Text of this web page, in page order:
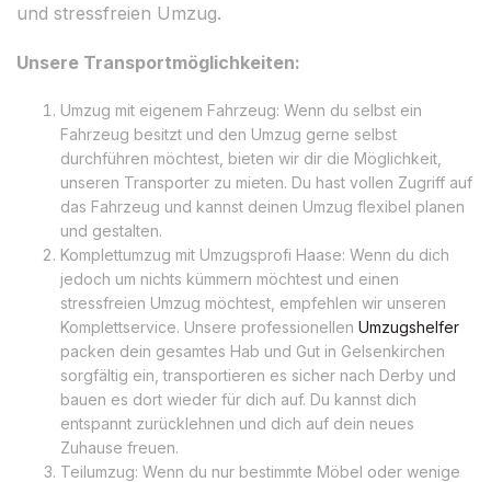
und stressfreien Umzug.
Unsere Transportmöglichkeiten:
Umzug mit eigenem Fahrzeug: Wenn du selbst ein
Fahrzeug besitzt und den Umzug gerne selbst
durchführen möchtest, bieten wir dir die Möglichkeit,
unseren Transporter zu mieten. Du hast vollen Zugriff auf
das Fahrzeug und kannst deinen Umzug flexibel planen
und gestalten.
Komplettumzug mit Umzugsprofi Haase: Wenn du dich
jedoch um nichts kümmern möchtest und einen
stressfreien Umzug möchtest, empfehlen wir unseren
Komplettservice. Unsere professionellen Umzugshelfer
packen dein gesamtes Hab und Gut in Gelsenkirchen
sorgfältig ein, transportieren es sicher nach Derby und
bauen es dort wieder für dich auf. Du kannst dich
entspannt zurücklehnen und dich auf dein neues
Zuhause freuen.
Teilumzug: Wenn du nur bestimmte Möbel oder wenige